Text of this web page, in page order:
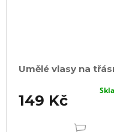
Umělé vlasy na
149 Kč